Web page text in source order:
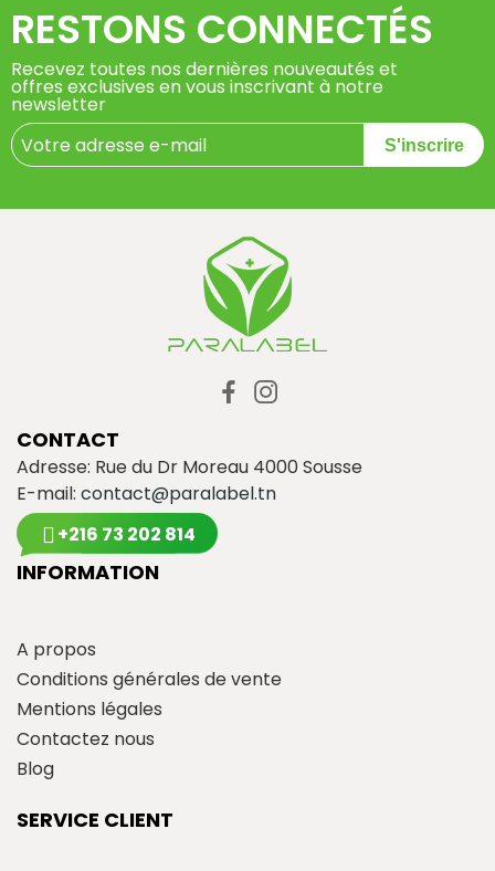
RESTONS CONNECTÉS
Recevez toutes nos dernières nouveautés et
offres exclusives en vous inscrivant à notre
newsletter
S'inscrire
CONTACT
Adresse: Rue du Dr Moreau 4000 Sousse
E-mail: contact@paralabel.tn
+216 73 202 814
INFORMATION
A propos
Conditions générales de vente
Mentions légales
Contactez nous
Blog
SERVICE CLIENT